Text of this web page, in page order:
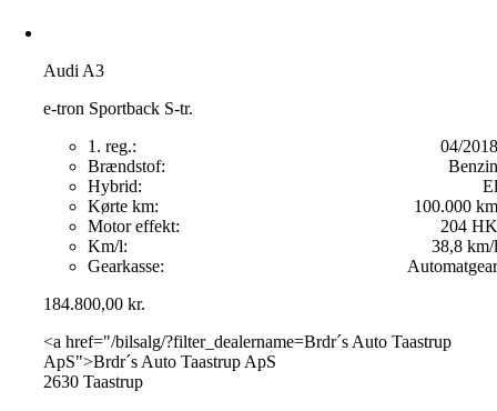
Audi A3
e-tron Sportback S-tr.
1. reg.:
04/2018
Brændstof:
Benzin
Hybrid:
El
Kørte km:
100.000 km
Motor effekt:
204 HK
Km/l:
38,8 km/l
Gearkasse:
Automatgear
184.800,00kr.
<a href="/bilsalg/?filter_dealername=Brdr´s Auto Taastrup
ApS">Brdr´s Auto Taastrup ApS
2630 Taastrup